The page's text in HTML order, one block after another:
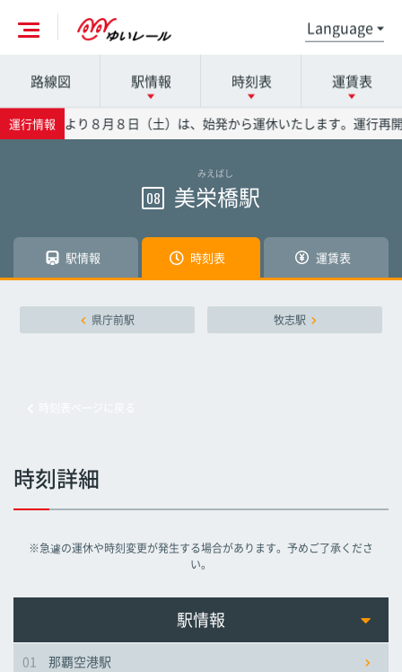
各駅の詳細は駅名を押してください
那覇空港駅
赤嶺駅
県庁前駅
美栄橋駅
牧志駅
時刻表の詳細は駅名を押してください
那覇空港駅
赤嶺駅
県庁前駅
美栄橋駅
牧志駅
運賃表の詳細は駅名を押してください
那覇空港駅
赤嶺駅
県庁前駅
美栄橋駅
牧志駅
路線図 駅情報 時刻表 運賃表
運行情報
の影響により８月８日（土）は、始発から運休いたします。運行再
みえばし
08 美栄橋駅
駅情報 時刻表 運賃表
県庁前駅 牧志駅
時刻詳細
※急遽の運休や時刻変更が発生する場合があります。予めご了承くださ
い。
駅情報
01 那覇空港駅